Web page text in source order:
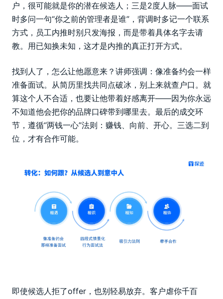
户，很可能就是你的潜在候选人；三是2度人脉——面试
时多问一句“你之前的管理者是谁”，背调时多记一个联系
方式，员工内推时别只发海报，而是带着具体名字去请
教。用已知换未知，这才是内推的真正打开方式。
找到人了，怎么让他愿意来？讲师强调：像准备约会一样
准备面试。从简历里找共同点破冰，别上来就查户口。就
算这个人不合适，也要让他带着好感离开——因为你永远
不知道他会把你的品牌口碑带到哪里去。最后的成交环
节，遵循“两钱一心”法则：赚钱、向前、开心。三选二到
位，才有合作可能。
即使候选人拒了offer，也别轻易放弃。客户虐你千百